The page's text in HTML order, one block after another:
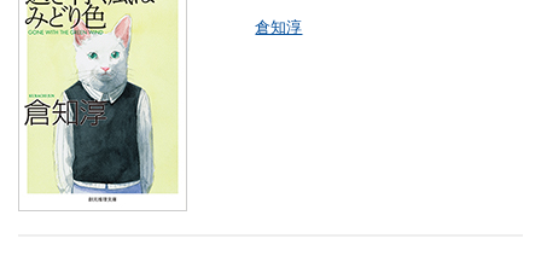
倉知淳